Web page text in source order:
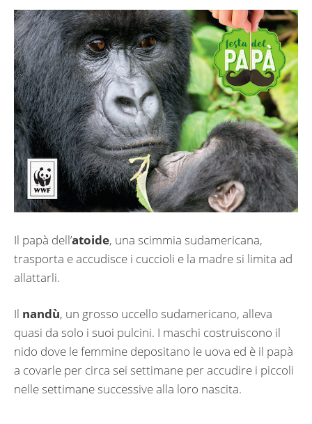
Il papà dell’atoide, una scimmia sudamericana,
trasporta e accudisce i cuccioli e la madre si limita ad
allattarli.
Il nandù, un grosso uccello sudamericano, alleva
quasi da solo i suoi pulcini. I maschi costruiscono il
nido dove le femmine depositano le uova ed è il papà
a covarle per circa sei settimane per accudire i piccoli
nelle settimane successive alla loro nascita.